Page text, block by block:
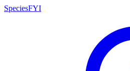
SpeciesFYI